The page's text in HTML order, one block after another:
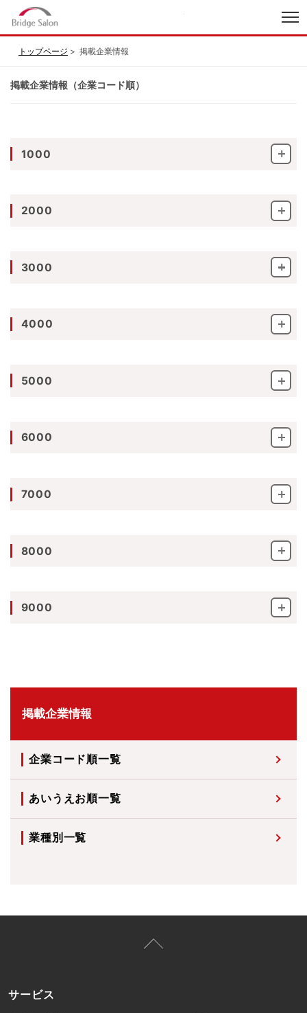
トップページ 掲載企業情報
掲載企業情報（企業コード順）
1000
2000
3000
4000
5000
6000
7000
8000
9000
掲載企業情報
企業コード順一覧
あいうえお順一覧
業種別一覧
サービス